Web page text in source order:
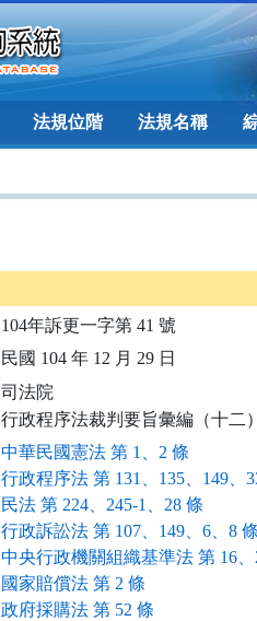
法規位階 法規名稱
104年訴更一字第 41 號
民國 104 年 12 月 29 日
司法院
行政程序法裁判要旨彙編（十二
中華民國憲法 第 1、2 條
行政程序法 第 131、135、149、
民法 第 224、245-1、28 條
行政訴訟法 第 107、149、6、8 條
中央行政機關組織基準法 第 16、
國家賠償法 第 2 條
政府採購法 第 52 條